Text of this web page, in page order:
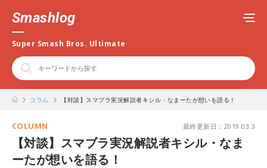
Smashlog
Super Smash Bros. Ultimate
コラム 【対談】スマブラ実況解説者キシル・なまーたが想いを語る！
COLUMN 最終更新日：2019.03.3
【対談】スマブラ実況解説者キシル・なま
ーたが想いを語る！